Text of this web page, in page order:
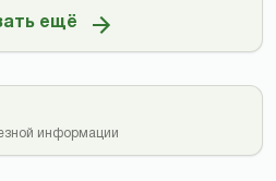
ещё
информации